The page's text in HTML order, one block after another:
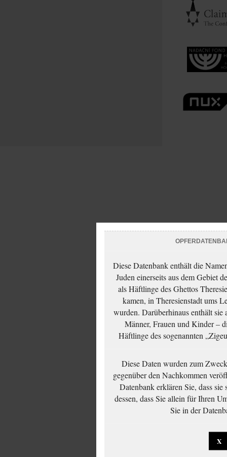
Diese Datenbank enthält die
Juden einerseits aus dem Gebiet
als Häftlinge des Ghettos
kamen, in Theresienstadt ums
wurden. Darüberhinaus enthält
Männer, Frauen und Kinder –
Häftlinge des sogenannten
Diese Daten wurden zum
gegenüber den Nachkommen
Datenbank erklären Sie, dass sie
dessen, dass Sie allein für Ihren
Sie in der
X